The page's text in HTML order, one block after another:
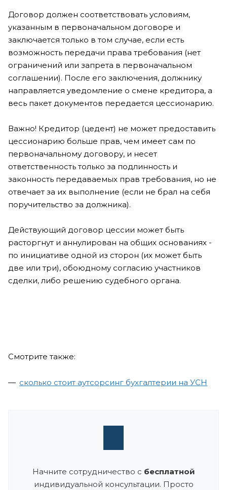
Договор должен соответствовать условиям,
указанным в первоначальном договоре и
заключается только в том случае, если есть
возможность передачи права требования (нет
ограничений или запрета в первоначальном
соглашении). После его заключения, должнику
направляется уведомление о смене кредитора, а
весь пакет документов передается цессионарию.
Важно! Кредитор (цедент) не может предоставить
цессионарию больше прав, чем имеет сам по
первоначальному договору, и несет
ответственность только за подлинность и
законность передаваемых прав требования, но не
отвечает за их выполнение (если не брал на себя
поручительство за должника).
Действующий договор цессии может быть
расторгнут и аннулирован на общих основаниях -
по инициативе одной из сторон (их может быть
две или три), обоюдному согласию участников
сделки, либо решению судебного органа.
Смотрите также:
сколько стоит аутсорсинг бухгалтерии на УСН
Начните сотрудничество с бесплатной
индивидуальной консультации. Просто